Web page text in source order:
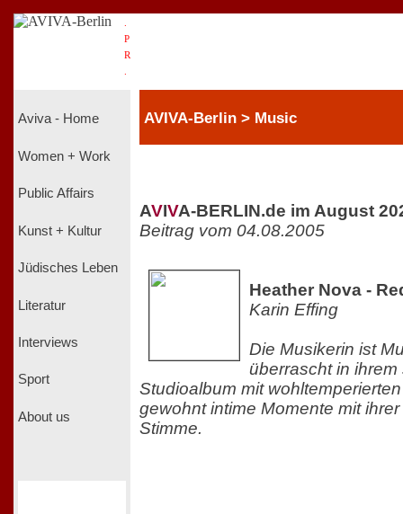
P
R
Aviva - Home
Women + Work
Public Affairs
Kunst + Kultur
Jüdisches Leben
Literatur
Interviews
Sport
About us
AVIVA-Berlin > Music
AVIVA-BERLIN.de im August
Beitrag vom 04.08.2005
Heather Nova -
Karin Effing
Die Musikerin ist
überrascht in
Studioalbum mit
gewohnt intime Momente mit
Stimme.